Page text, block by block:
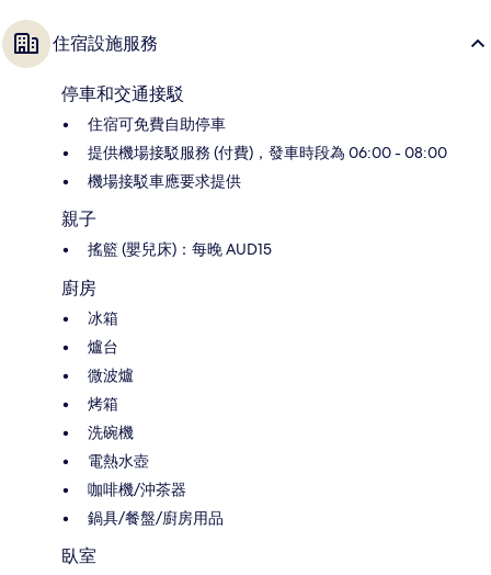
住宿設施服務
停車和交通接駁
住宿可免費自助停車
提供機場接駁服務 (付費)，發車時段為 06:00 - 08:00
機場接駁車應要求提供
親子
搖籃 (嬰兒床)：每晚 AUD15
廚房
冰箱
爐台
微波爐
烤箱
洗碗機
電熱水壺
咖啡機/沖茶器
鍋具/餐盤/廚房用品
臥室